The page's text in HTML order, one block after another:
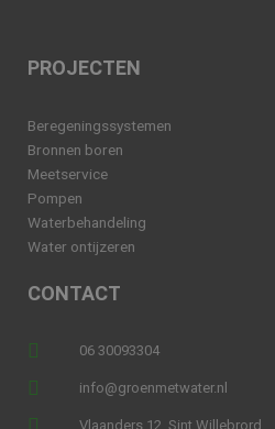
PROJECTEN
Beregeningssystemen
Bronnen boren
Meetservice
Pompen
Waterbehandeling
Water ontijzeren
CONTACT
06 30093304
info@groenmetwater.nl
Vlaanders 12, Sint Willebrord